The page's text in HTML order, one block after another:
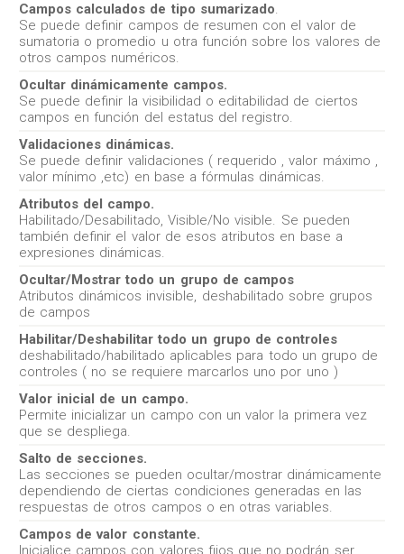
Campos calculados de tipo sumarizado.
Se puede definir campos de resumen con el valor de
sumatoria o promedio u otra función sobre los valores de
otros campos numéricos.
Ocultar dinámicamente campos.
Se puede definir la visibilidad o editabilidad de ciertos
campos en función del estatus del registro.
Validaciones dinámicas.
Se puede definir validaciones ( requerido , valor máximo ,
valor mínimo ,etc) en base a fórmulas dinámicas.
Atributos del campo.
Habilitado/Desabilitado, Visible/No visible. Se pueden
también definir el valor de esos atributos en base a
expresiones dinámicas.
Ocultar/Mostrar todo un grupo de campos
Atributos dinámicos invisible, deshabilitado sobre grupos
de campos
Habilitar/Deshabilitar todo un grupo de controles
deshabilitado/habilitado aplicables para todo un grupo de
controles ( no se requiere marcarlos uno por uno )
Valor inicial de un campo.
Permite inicializar un campo con un valor la primera vez
que se despliega.
Salto de secciones.
Las secciones se pueden ocultar/mostrar dinámicamente
dependiendo de ciertas condiciones generadas en las
respuestas de otros campos o en otras variables.
Campos de valor constante.
Inicialice campos con valores fijos que no podrán ser